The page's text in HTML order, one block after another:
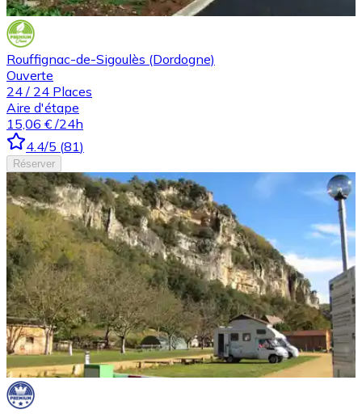
Rouffignac-de-Sigoulès (Dordogne)
Ouverte
24 / 24 Places
Aire d'étape
15,06 € /24h
4.4/5 (81)
Réserver